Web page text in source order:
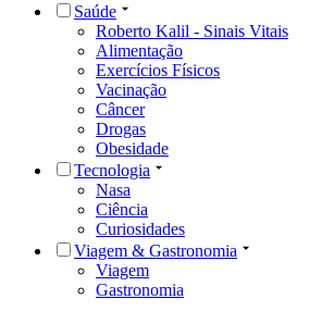
Saúde
Roberto Kalil - Sinais Vitais
Alimentação
Exercícios Físicos
Vacinação
Câncer
Drogas
Obesidade
Tecnologia
Nasa
Ciência
Curiosidades
Viagem & Gastronomia
Viagem
Gastronomia